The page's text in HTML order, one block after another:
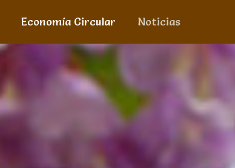
Economía Circular Noticias